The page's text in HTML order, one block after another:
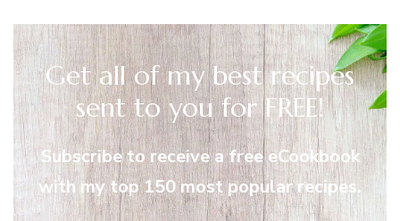
Get all of my best recipes
sent to you for FREE!
Subscribe to receive a free eCookbook
with my top 150 most popular recipes.